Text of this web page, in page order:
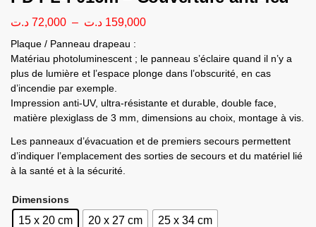
72,000 د.ت – 159,000 د.ت
Plaque / Panneau drapeau :
Matériau photoluminescent ; le panneau s’éclaire quand il n’y a
plus de lumière et l’espace plonge dans l’obscurité, en cas
d’incendie par exemple.
Impression anti-UV, ultra-résistante et durable, double face,
matière plexiglass de 3 mm, dimensions au choix, montage à vis.
Les panneaux d’évacuation et de premiers secours permettent
d’indiquer l’emplacement des sorties de secours et du matériel lié
à la santé et à la sécurité.
Dimensions
15 x 20 cm 20 x 27 cm 25 x 34 cm